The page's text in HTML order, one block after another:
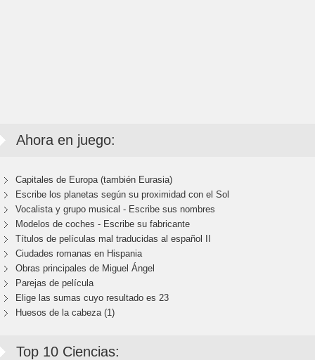
Ahora en juego:
Capitales de Europa (también Eurasia)
Escribe los planetas según su proximidad con el Sol
Vocalista y grupo musical - Escribe sus nombres
Modelos de coches - Escribe su fabricante
Títulos de películas mal traducidas al español II
Ciudades romanas en Hispania
Obras principales de Miguel Ángel
Parejas de película
Elige las sumas cuyo resultado es 23
Huesos de la cabeza (1)
Top 10 Ciencias: